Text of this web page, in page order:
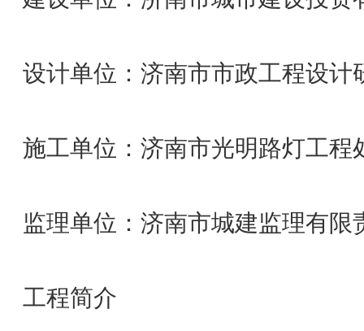
设计单位：济南市市政工程设计
施工单位：济南市光明路灯工程
监理单位：济南市城建监理有限
工程简介